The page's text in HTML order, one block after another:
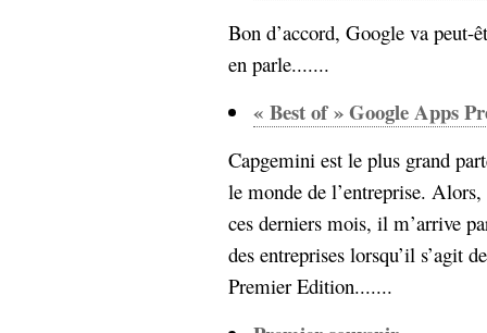
Bon d’accord, Google va peut-
en parle.......
« Best of » Google Apps
Capgemini est le plus grand
le monde de l’entreprise.
ces derniers mois, il m’arrive
des entreprises lorsqu’il s’agit
Premier Edition.......